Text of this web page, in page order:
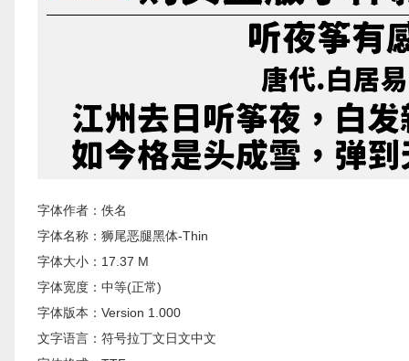
字体作者：佚名
字体名称：狮尾恶腿黑体-Thin
字体大小：17.37 M
字体宽度：中等(正常)
字体版本：Version 1.000
文字语言：符号拉丁文日文中文